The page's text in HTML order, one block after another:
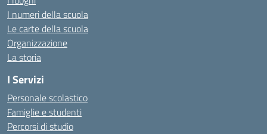
I numeri della scuola
Le carte della scuola
Organizzazione
La storia
I Servizi
Personale scolastico
Famiglie e studenti
Percorsi di studio